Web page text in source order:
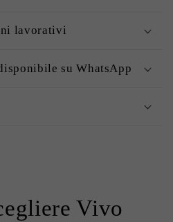
lavorativi
su WhatsApp
Vivo